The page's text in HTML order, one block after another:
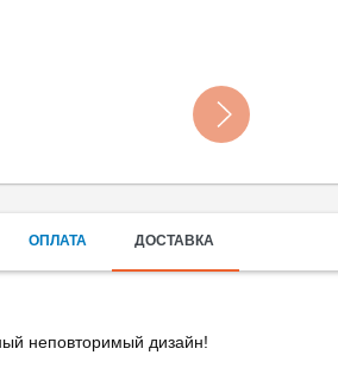
ОПЛАТА ДОСТАВКА
неповторимый дизайн!